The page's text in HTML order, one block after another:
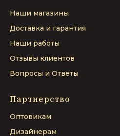
Наши магазины
Доставка и гарантия
Наши работы
Отзывы клиентов
Вопросы и Ответы
Партнерство
Оптовикам
Дизайнерам